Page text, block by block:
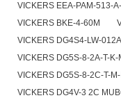
VICKERS EEA-PAM-513-
VICKERS BKE-4-60M
VICKERS DG4S4-LW-
VICKERS DG5S-8-2A-T-K-
VICKERS DG5S-8-2C-T-
VICKERS DG4V-3 2C